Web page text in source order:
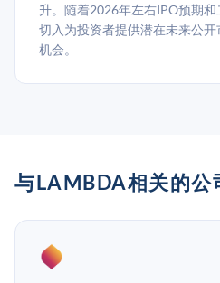
升。随着2026年左右IPO预期
切入为投资者提供潜在未来公
机会。
与LAMBDA相关的公